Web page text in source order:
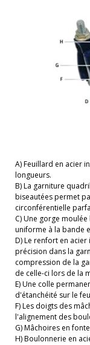
A) Feuillard en acier
longueurs.
B) La garniture
biseautées permet
circonférentielle
C) Une gorge
uniforme à la bande
D) Le renfort en
précision dans la
compression de la
de celle-ci lors de la
E) Une colle
d'étanchéité sur le
F) Les doigts des
l'alignement des
G) Mâchoires en
H) Boulonnerie en